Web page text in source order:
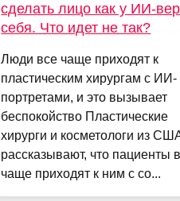
сделать лицо как у ИИ-
себя. Что идет не так?
Люди все чаще приходят к
пластическим хирургам с ИИ-
портретами, и это вызывает
беспокойство Пластические
хирурги и косметологи из
рассказывают, что пациенты
чаще приходят к ним с со...